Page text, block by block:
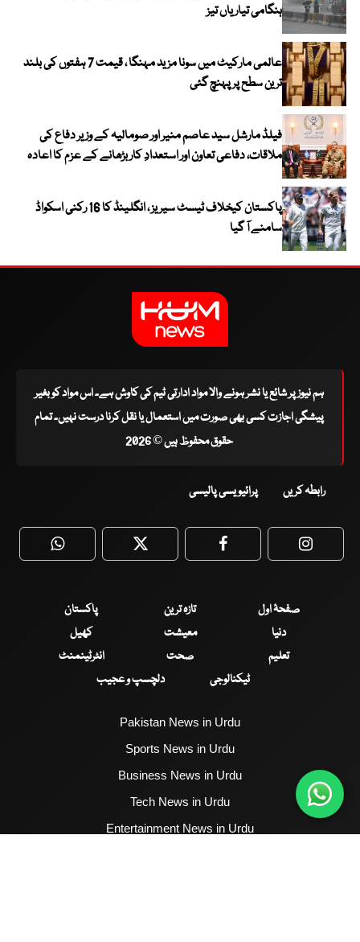
ہنگامی تیاریاں تیز
عالمی مارکیٹ میں سونا مزید مہنگا ، قیمت 7 ہفتوں کی بلند
ترین سطح پر پہنچ گئی
فیلڈ مارشل سید عاصم منیر اور صومالیہ کے وزیر دفاع کی
ملاقات، دفاعی تعاون اور استعدادِ کار بڑھانے کے عزم کا اعادہ
پاکستان کیخلاف ٹیسٹ سیریز ، انگلینڈ کا 16 رکنی اسکواڈ
سامنے آ گیا
ہم نیوز پر شائع یا نشر ہونے والا مواد ادارتی ٹیم کی کاوش ہے۔ اس مواد کو بغیر
پیشگی اجازت کسی بھی صورت میں استعمال یا نقل کرنا درست نہیں۔ تمام
حقوق محفوظ ہیں © 2026
رابطہ کریں پرائیویسی پالیسی
WhatsApp Twitter Facebook
صفحۂ اول تازہ ترین
پاکستان
دنیا
معیشت
کھیل
تعلیم
صحت
انٹرٹینمنٹ
ٹیکنالوجی
دلچسپ و عجیب
Pakistan News in Urdu
Sports News in Urdu
Business News in Urdu
Tech News in Urdu
Entertainment News in Urdu